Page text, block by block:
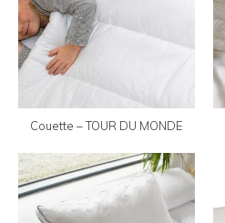
Couette – TOUR DU MONDE